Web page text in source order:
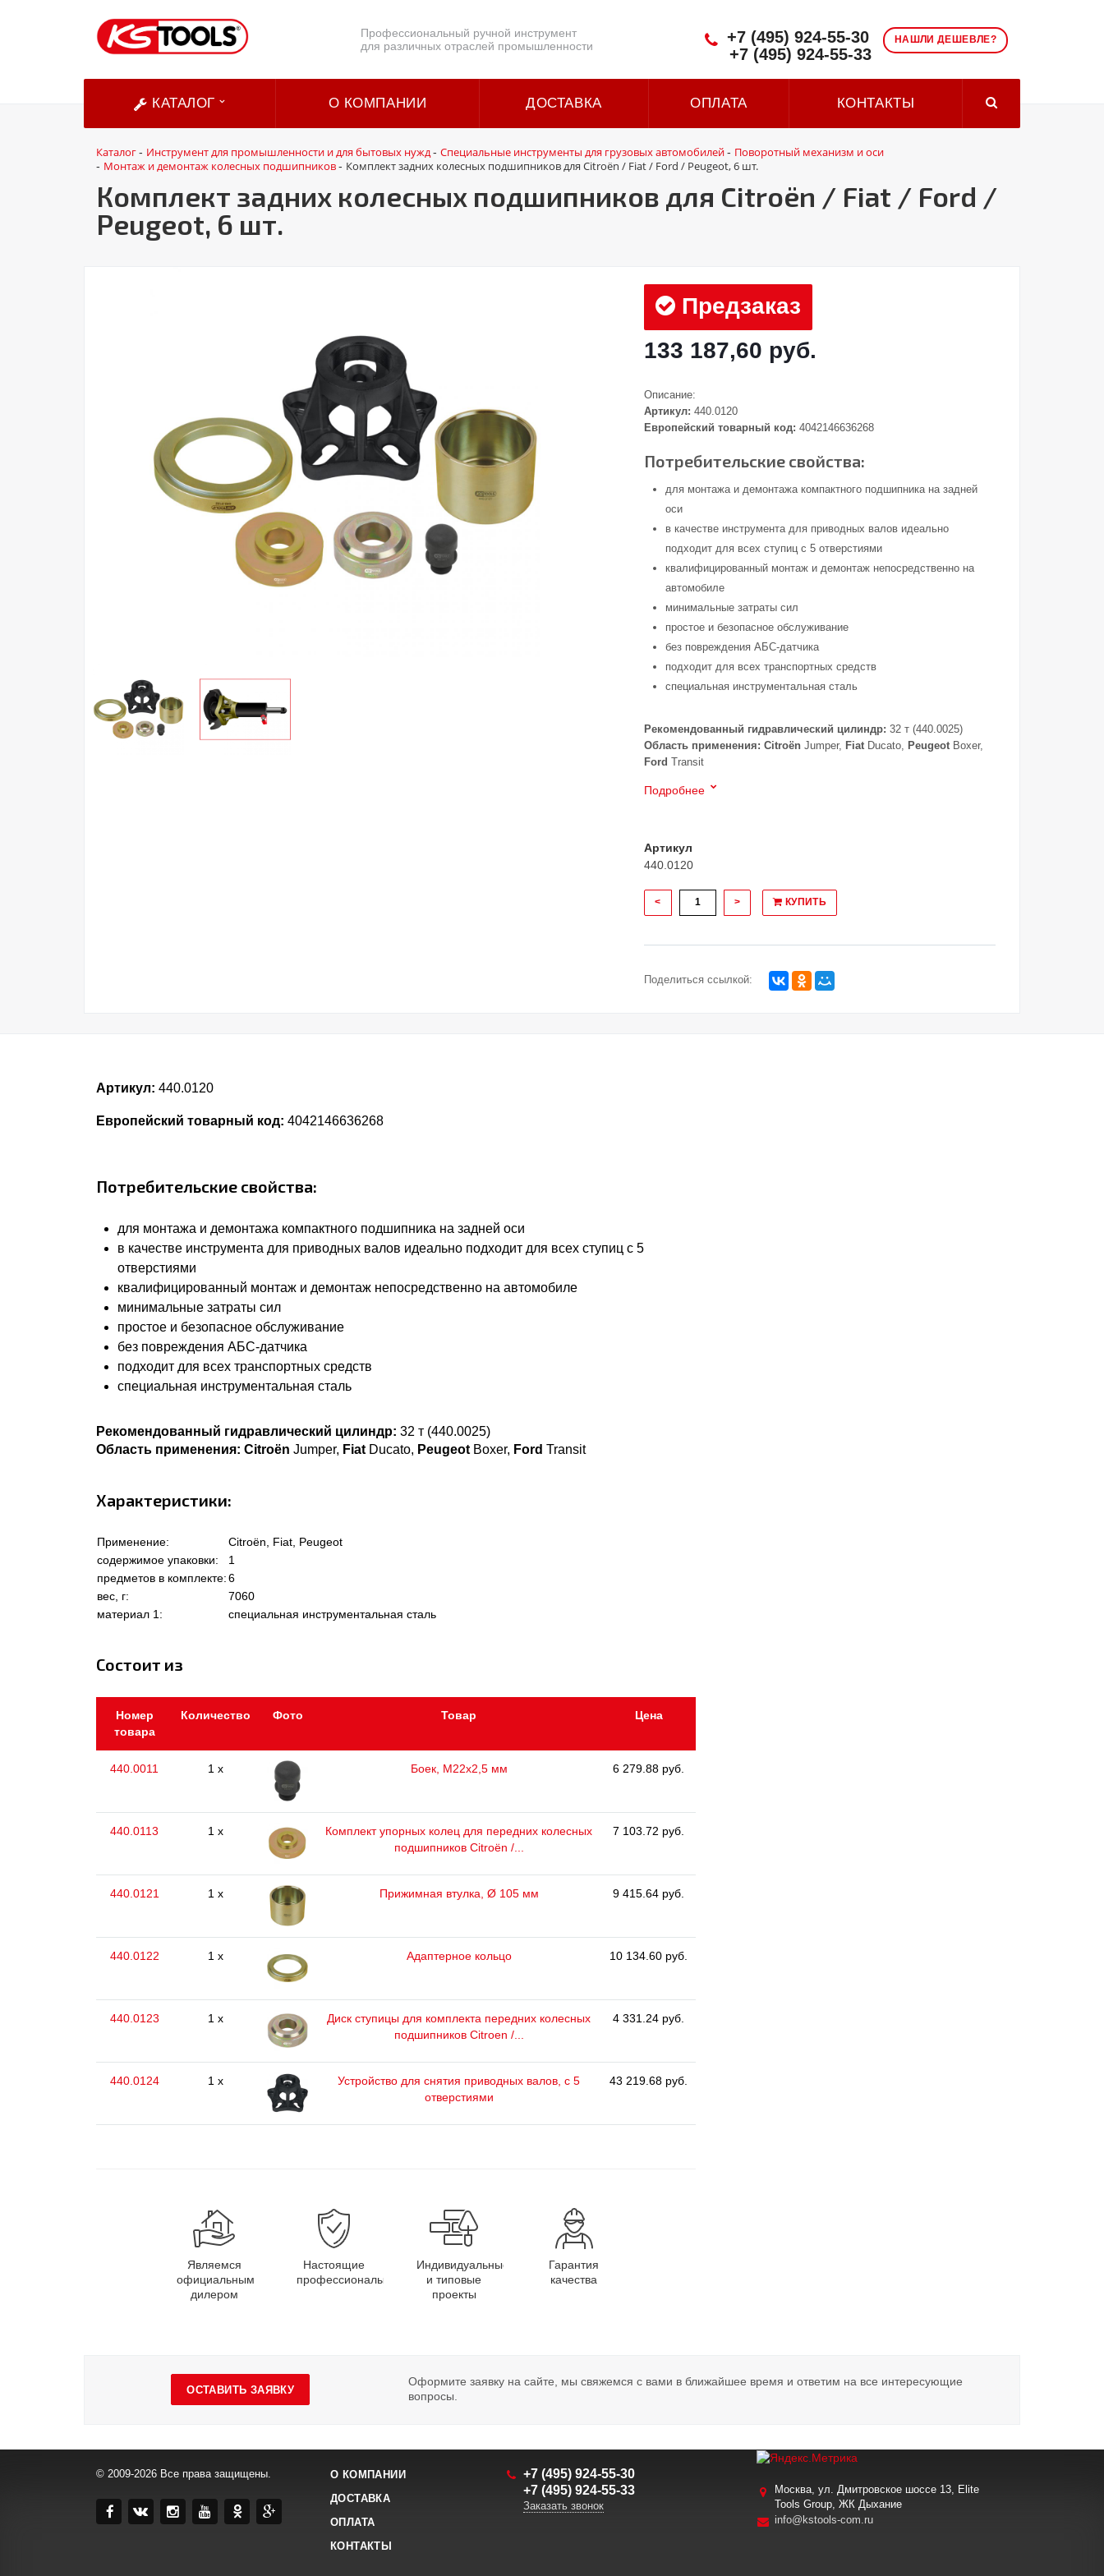
Профессиональный ручной инструмент
для различных отраслей промышленности
НАШЛИ ДЕШЕВЛЕ?
+7 (495) 924-55-30
+7 (495) 924-55-33
КАТАЛОГ О КОМПАНИИ ДОСТАВКА ОПЛАТА КОНТАКТЫ
Каталог- Инструмент для промышленности и для бытовых нужд- Специальные инструменты для грузовых автомобилей- Поворотный механизм и оси
- Монтаж и демонтаж колесных подшипников- Комплект задних колесных подшипников для Citroën / Fiat / Ford / Peugeot, 6 шт.
Комплект задних колесных подшипников для Citroën / Fiat / Ford /
Peugeot, 6 шт.
Предзаказ
133 187,60 руб.
Описание:
Артикул: 440.0120
Европейский товарный код: 4042146636268
Потребительские свойства:
для монтажа и демонтажа компактного подшипника на задней
оси
в качестве инструмента для приводных валов идеально
подходит для всех ступиц с 5 отверстиями
квалифицированный монтаж и демонтаж непосредственно на
автомобиле
минимальные затраты сил
простое и безопасное обслуживание
без повреждения АБС-датчика
подходит для всех транспортных средств
специальная инструментальная сталь
Рекомендованный гидравлический цилиндр: 32 т (440.0025)
Область применения: Citroën Jumper, Fiat Ducato, Peugeot Boxer,
Ford Transit
Подробнее
Артикул
440.0120
< > КУПИТЬ
Поделиться ссылкой:
Артикул: 440.0120
Европейский товарный код: 4042146636268
Потребительские свойства:
для монтажа и демонтажа компактного подшипника на задней оси
в качестве инструмента для приводных валов идеально подходит для всех ступиц с 5
отверстиями
квалифицированный монтаж и демонтаж непосредственно на автомобиле
минимальные затраты сил
простое и безопасное обслуживание
без повреждения АБС-датчика
подходит для всех транспортных средств
специальная инструментальная сталь
Рекомендованный гидравлический цилиндр: 32 т (440.0025)
Область применения: Citroën Jumper, Fiat Ducato, Peugeot Boxer, Ford Transit
Характеристики:
Применение:
Citroën, Fiat, Peugeot
содержимое упаковки:
1
предметов в комплекте:6
вес, г:
7060
материал 1:
специальная инструментальная сталь
Состоит из
Номер
товара
Количество Фото Товар Цена
440.0011 1 x Боек, М22х2,5 мм 6 279.88 руб.
440.0113 1 x
Комплект упорных колец для передних колесных
подшипников Citroën /...
7 103.72 руб.
440.0121 1 x Прижимная втулка, Ø 105 мм 9 415.64 руб.
440.0122 1 x Адаптерное кольцо 10 134.60 руб.
440.0123 1 x
Диск ступицы для комплекта передних колесных
подшипников Citroen /...
4 331.24 руб.
440.0124 1 x
Устройство для снятия приводных валов, с 5
отверстиями
43 219.68 руб.
Являемся
официальным
дилером
Настоящие
профессионалы
Индивидуальные
и типовые
проекты
Гарантия
качества
ОСТАВИТЬ ЗАЯВКУ
Оформите заявку на сайте, мы свяжемся с вами в ближайшее время и ответим на все интересующие
вопросы.
© 2009-2026 Все права защищены.
О КОМПАНИИ
ДОСТАВКА
ОПЛАТА
КОНТАКТЫ
+7 (495) 924-55-30
+7 (495) 924-55-33
Заказать звонок
Москва, ул. Дмитровское шоссе 13, Elite
Tools Group, ЖК Дыхание
info@kstools-com.ru